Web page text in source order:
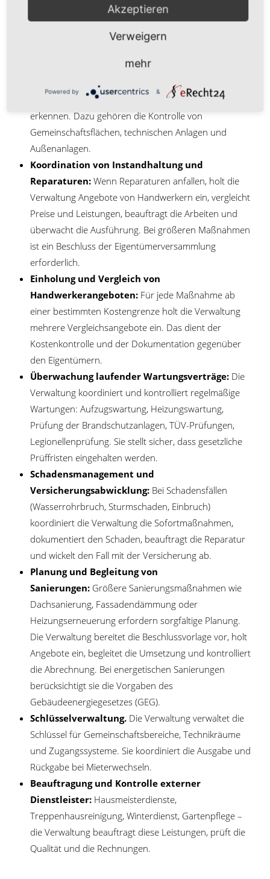
Die technische Verwaltung betrifft alles, was den
Regelmäßige Objektbegehungen:
Hausverwaltung inspiziert das Objekt in regelmäßigen
Abständen, um Schäden und Mängel frühzeitig zu
erkennen. Dazu gehören die Kontrolle von
Gemeinschaftsflächen, technischen Anlagen und
Außenanlagen.
Koordination von Instandhaltung und
Reparaturen: Wenn Reparaturen anfallen, holt die
Verwaltung Angebote von Handwerkern ein, vergleicht
Preise und Leistungen, beauftragt die Arbeiten und
überwacht die Ausführung. Bei größeren Maßnahmen
ist ein Beschluss der Eigentümerversammlung
erforderlich.
Einholung und Vergleich von
Handwerkerangeboten: Für jede Maßnahme ab
einer bestimmten Kostengrenze holt die Verwaltung
mehrere Vergleichsangebote ein. Das dient der
Kostenkontrolle und der Dokumentation gegenüber
den Eigentümern.
Überwachung laufender Wartungsverträge: Die
Verwaltung koordiniert und kontrolliert regelmäßige
Wartungen: Aufzugswartung, Heizungswartung,
Prüfung der Brandschutzanlagen, TÜV-Prüfungen,
Legionellenprüfung. Sie stellt sicher, dass gesetzliche
Prüffristen eingehalten werden.
Schadensmanagement und
Versicherungsabwicklung: Bei Schadensfällen
(Wasserrohrbruch, Sturmschaden, Einbruch)
koordiniert die Verwaltung die Sofortmaßnahmen,
dokumentiert den Schaden, beauftragt die Reparatur
und wickelt den Fall mit der Versicherung ab.
Planung und Begleitung von
Sanierungen: Größere Sanierungsmaßnahmen wie
Dachsanierung, Fassadendämmung oder
Heizungserneuerung erfordern sorgfältige Planung.
Die Verwaltung bereitet die Beschlussvorlage vor, holt
Angebote ein, begleitet die Umsetzung und kontrolliert
die Abrechnung. Bei energetischen Sanierungen
berücksichtigt sie die Vorgaben des
Gebäudeenergiegesetzes (GEG).
Schlüsselverwaltung. Die Verwaltung verwaltet die
Schlüssel für Gemeinschaftsbereiche, Technikräume
und Zugangssysteme. Sie koordiniert die Ausgabe und
Rückgabe bei Mieterwechseln.
Beauftragung und Kontrolle externer
Dienstleister: Hausmeisterdienste,
Treppenhausreinigung, Winterdienst, Gartenpflege –
die Verwaltung beauftragt diese Leistungen, prüft die
Qualität und die Rechnungen.
Akzeptieren
Verweigern
mehr
Powered by &